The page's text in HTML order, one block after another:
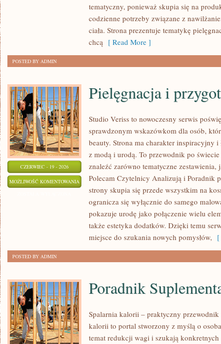
tematyczny, ponieważ skupia się na
codzienne potrzeby związane z
ciała. Strona prezentuje tematykę
chcą [ Read More ]
POSTED BY ADMIN
CZERWIEC - 19 - 2026
MOŻLIWOŚĆ KOMENTOWANIA PIELĘGNACJA
PRZYGOTOWANIE
SKÓRY
Pielęgnacja i
Studio Veriss to nowoczesny serwis
sprawdzonym wskazówkom dla osób,
beauty. Strona ma charakter inspiracyjny
z modą i urodą. To przewodnik po
znaleźć zarówno tematyczne
Polecam Czytelnicy Analizują i Poradnik
strony skupia się przede wszystkim na
ogranicza się wyłącznie do samego
pokazuje urodę jako połączenie wielu
także estetyka dodatków. Dzięki temu
miejsce do szukania nowych pomysłów, [
POSTED BY ADMIN
Poradnik
Spalarnia kalorii – praktyczny
kalorii to portal stworzony z myślą o
temat redukcji wagi i szukają